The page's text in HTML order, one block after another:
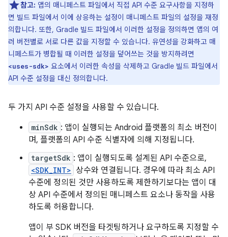
참고: 앱의 매니페스트 파일에서 직접 API 수준 요구사항을 지정하
면 빌드 파일에서 이에 상응하는 설정이 매니페스트 파일의 설정을 재정
의합니다. 또한, Gradle 빌드 파일에서 이러한 설정을 정의하면 앱의 여
러 버전별로 서로 다른 값을 지정할 수 있습니다. 유연성을 강화하고 매
니페스트가 병합될 때 이러한 설정을 덮어쓰는 것을 방지하려면
<uses-sdk> 요소에서 이러한 속성을 삭제하고 Gradle 빌드 파일에서
API 수준 설정을 대신 정의합니다.
두 가지 API 수준 설정을 사용할 수 있습니다.
minSdk : 앱이 실행되는 Android 플랫폼의 최소 버전이
며, 플랫폼의 API 수준 식별자에 의해 지정됩니다.
targetSdk : 앱이 실행되도록 설계된 API 수준으로,
<SDK_INT> 상수와 연결됩니다. 경우에 따라 최소 API
수준에 정의된 것만 사용하도록 제한하기보다는 앱이 대
상 API 수준에서 정의된 매니페스트 요소나 동작을 사용
하도록 허용합니다.
앱이 부 SDK 버전을 타겟팅하거나 요구하도록 지정할 수